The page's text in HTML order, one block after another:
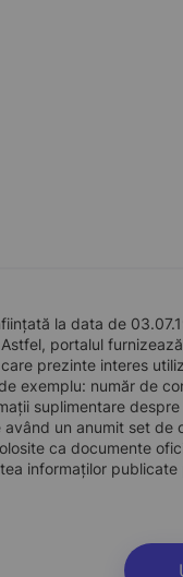
la data de
portalul
prezinte interes
exemplu: număr de
suplimentare
un anumit set de
ca documente
informaților